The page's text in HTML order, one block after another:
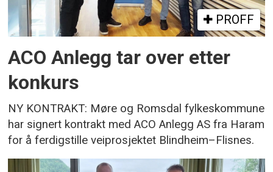
PROFF
ACO Anlegg tar over etter
konkurs
NY KONTRAKT: Møre og Romsdal fylkeskommune
har signert kontrakt med ACO Anlegg AS fra Haram
for å ferdigstille veiprosjektet Blindheim–Flisnes.